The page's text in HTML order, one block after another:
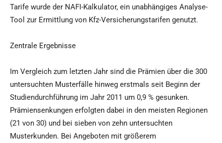
Tarife wurde der NAFI-Kalkulator, ein unabhängiges Analyse-
Tool zur Ermittlung von Kfz-Versicherungstarifen genutzt.
Zentrale Ergebnisse
Im Vergleich zum letzten Jahr sind die Prämien über die 300
untersuchten Musterfälle hinweg erstmals seit Beginn der
Studiendurchführung im Jahr 2011 um 0,9 % gesunken.
Prämiensenkungen erfolgten dabei in den meisten Regionen
(21 von 30) und bei sieben von zehn untersuchten
Musterkunden. Bei Angeboten mit größerem